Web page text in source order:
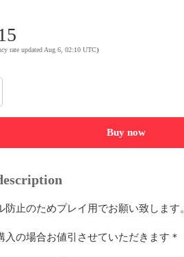
rate updated Aug 6, 02:10 UTC)
Buy now
防止のためプレイ用でお願い致します。
入の場合お値引させていただきます＊